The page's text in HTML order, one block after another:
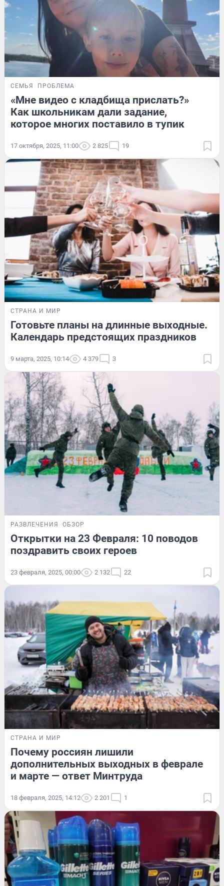
СЕМЬЯ ПРОБЛЕМА
«Мне видео с кладбища прислать?»
Как школьникам дали задание,
которое многих поставило в тупик
17 октября, 2025, 11:00 2 825 19
СТРАНА И МИР
Готовьте планы на длинные выходные.
Календарь предстоящих праздников
9 марта, 2025, 10:14 4 379 3
РАЗВЛЕЧЕНИЯ ОБЗОР
Открытки на 23 Февраля: 10 поводов
поздравить своих героев
23 февраля, 2025, 00:00 2 132 22
СТРАНА И МИР
Почему россиян лишили
дополнительных выходных в феврале
и марте — ответ Минтруда
18 февраля, 2025, 14:12 2 201 1